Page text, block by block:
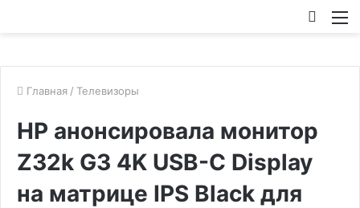
Главная / Телевизоры
HP анонсировала монитор
Z32k G3 4K USB-C Display
на матрице IPS Black для